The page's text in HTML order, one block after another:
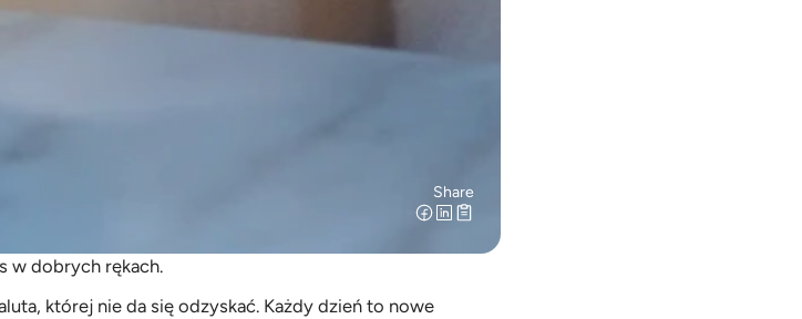
Share
w dobrych rękach.
której nie da się odzyskać. Każdy dzień to nowe